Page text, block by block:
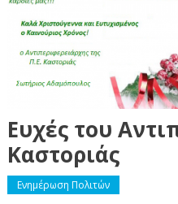
Ευχές του
Καστοριάς
Ενημέρωση Πολιτών